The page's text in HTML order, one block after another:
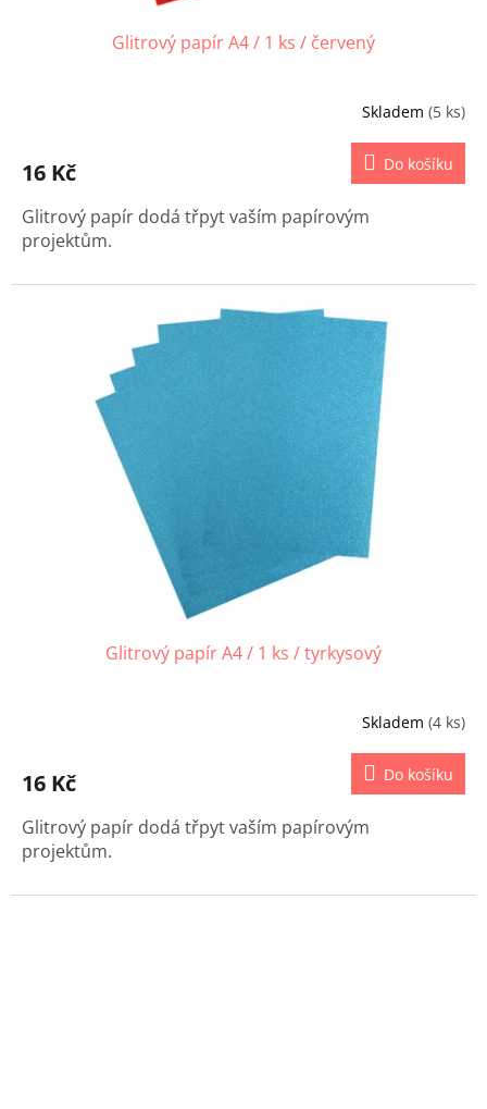
Glitrový papír A4 / 1 ks / červený
Skladem (5 ks)
16 Kč Do košíku
Glitrový papír dodá třpyt vaším papírovým
projektům.
Glitrový papír A4 / 1 ks / tyrkysový
Skladem (4 ks)
16 Kč Do košíku
Glitrový papír dodá třpyt vaším papírovým
projektům.